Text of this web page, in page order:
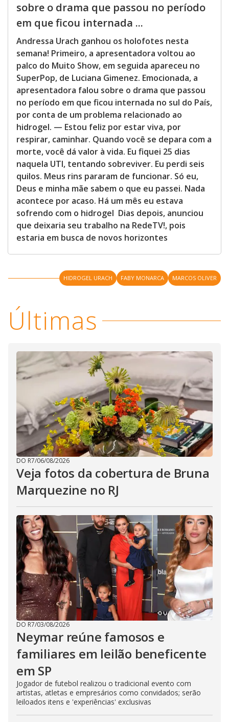
sobre o drama que passou no período
em que ficou internada ...
Andressa Urach ganhou os holofotes nesta
semana! Primeiro, a apresentadora voltou ao
palco do Muito Show, em seguida apareceu no
SuperPop, de Luciana Gimenez. Emocionada, a
apresentadora falou sobre o drama que passou
no período em que ficou internada no sul do País,
por conta de um problema relacionado ao
hidrogel. — Estou feliz por estar viva, por
respirar, caminhar. Quando você se depara com a
morte, você dá valor à vida. Eu fiquei 25 dias
naquela UTI, tentando sobreviver. Eu perdi seis
quilos. Meus rins pararam de funcionar. Só eu,
Deus e minha mãe sabem o que eu passei. Nada
acontece por acaso. Há um mês eu estava
sofrendo com o hidrogel Dias depois, anunciou
que deixaria seu trabalho na RedeTV!, pois
estaria em busca de novos horizontes
HIDROGEL URACH FABY MONARCA MARCOS OLIVER
Últimas
DO R7/06/08/2026
Veja fotos da cobertura de Bruna
Marquezine no RJ
DO R7/03/08/2026
Neymar reúne famosos e
familiares em leilão beneficente
em SP
Jogador de futebol realizou o tradicional evento com
artistas, atletas e empresários como convidados; serão
leiloados itens e 'experiências' exclusivas